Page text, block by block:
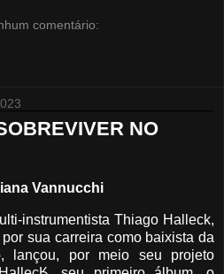
comentário:
NO
Vannucchi
instrumentista Thiago Halleck,
sua carreira como baixista da
lançou, por meio seu projeto